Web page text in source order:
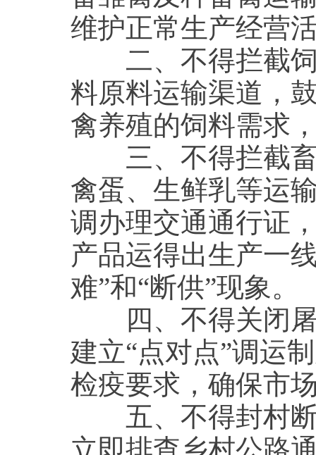
维护正常生产经营
二、不得拦截饲
料原料运输渠道，
禽养殖的饲料需求
三、不得拦截畜
禽蛋、生鲜乳等运
调办理交通通行证
产品运得出生产一
难”和“断供”现象。
四、不得关闭屠
建立“点对点”调运
检疫要求，确保市
五、不得封村断